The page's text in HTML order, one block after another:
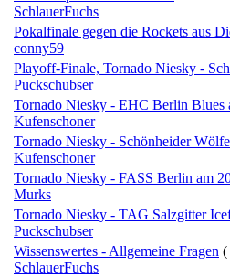
SchlauerFuchs
Pokalfinale gegen die Rockets aus
conny59
Playoff-Finale, Tornado Niesky -
Puckschubser
Tornado Niesky - EHC Berlin Blues
Kufenschoner
Tornado Niesky - Schönheider
Kufenschoner
Tornado Niesky - FASS Berlin am
Murks
Tornado Niesky - TAG Salzgitter
Puckschubser
Wissenswertes - Allgemeine Fragen (
SchlauerFuchs